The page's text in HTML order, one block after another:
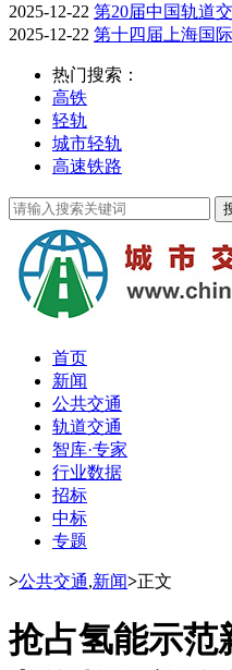
2025-12-22 第20届中国轨道
2025-12-22 第十四届上海国
热门搜索：
高铁
轻轨
城市轻轨
高速铁路
首页
新闻
公共交通
轨道交通
智库·专家
行业数据
招标
中标
专题
>公共交通,新闻>正文
抢占氢能示范